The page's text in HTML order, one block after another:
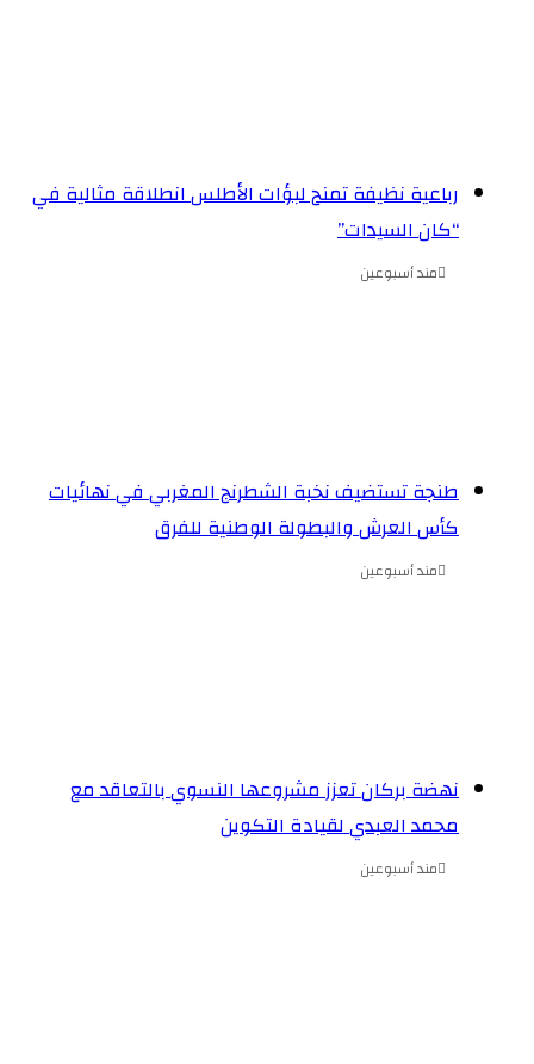
رباعية نظيفة تمنح لبؤات الأطلس انطلاقة مثالية في
“كان السيدات”
مند أسبوعين
طنجة تستضيف نخبة الشطرنج المغربي في نهائيات
كأس العرش والبطولة الوطنية للفرق
مند أسبوعين
نهضة بركان تعزز مشروعها النسوي بالتعاقد مع
محمد العبدي لقيادة التكوين
مند أسبوعين